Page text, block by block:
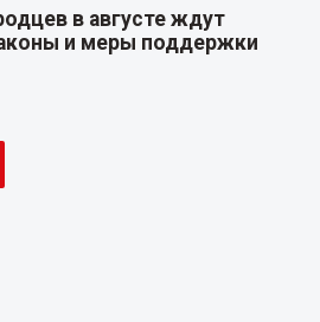
в августе ждут
и меры поддержки